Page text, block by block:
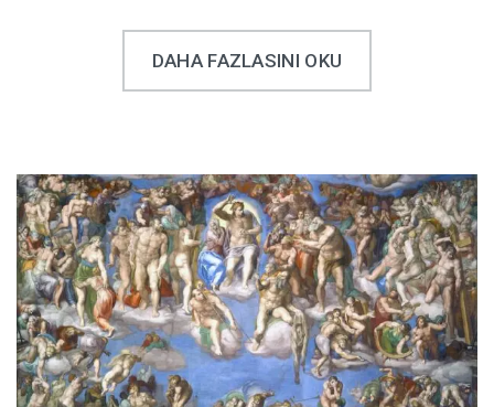
DAHA FAZLASINI OKU